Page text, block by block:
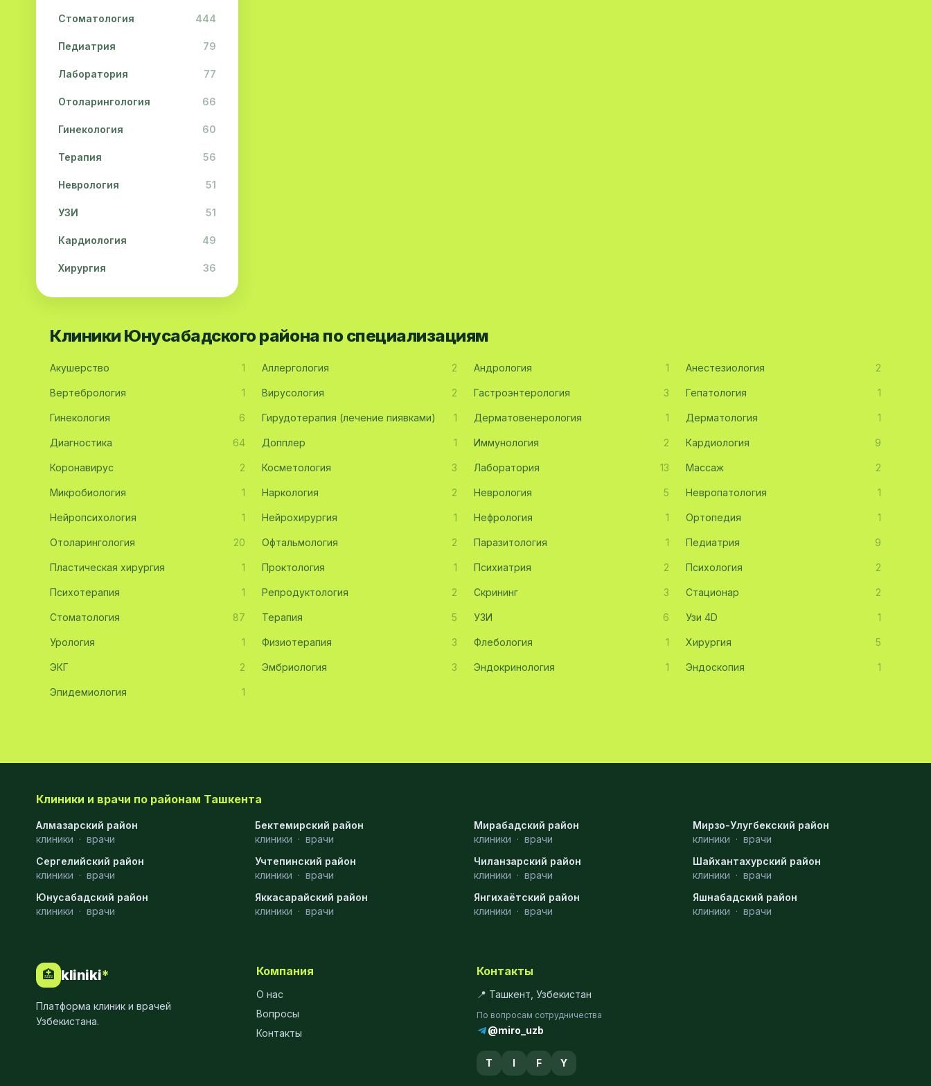
Хорезмская область 2
Стоматология 444
Педиатрия 79
Лаборатория 77
Отоларингология 66
Гинекология 60
Терапия 56
Неврология 51
УЗИ 51
Кардиология 49
Хирургия 36
Физиотерапия 31
Эмбриология
Акушерство
Ортопедия
Массаж
Репродуктология
Психология 9
МРТ 9
Проктология
Флебология
Рентгенология
МСКТ
Клиники Юнусабадского района по специализациям
Акушерство 1 Аллергология 2 Андрология 1 Анестезиология 2
Вертебрология 1 Вирусология 2 Гастроэнтерология 3 Гепатология 1
Гинекология 6 Гирудотерапия (лечение пиявками) 1 Дерматовенерология 1 Дерматология 1
Диагностика 64 Допплер 1 Иммунология 2 Кардиология 9
Коронавирус 2 Косметология 3 Лаборатория 13 Массаж 2
Микробиология 1 Наркология 2 Неврология 5 Невропатология 1
Нейропсихология 1 Нейрохирургия 1 Нефрология 1 Ортопедия 1
Отоларингология 20 Офтальмология 2 Паразитология 1 Педиатрия 9
Пластическая хирургия 1 Проктология 1 Психиатрия 2 Психология 2
Психотерапия 1 Репродуктология 2 Скрининг 3 Стационар 2
Стоматология 87 Терапия 5 УЗИ 6 Узи 4D 1
Урология 1 Физиотерапия 3 Флебология 1 Хирургия 5
ЭКГ 2 Эмбриология 3 Эндокринология 1 Эндоскопия 1
Эпидемиология 1
Клиники и врачи по районам Ташкента
Алмазарский район
клиники · врачи
Бектемирский район
клиники · врачи
Мирабадский район
клиники · врачи
Мирзо-Улугбекский район
клиники · врачи
Сергелийский район
клиники · врачи
Учтепинский район
клиники · врачи
Чиланзарский район
клиники · врачи
Шайхантахурский район
клиники · врачи
Юнусабадский район
клиники · врачи
Яккасарайский район
клиники · врачи
Янгихаётский район
клиники · врачи
Яшнабадский район
клиники · врачи
🏥 kliniki*
Платформа клиник и врачей
Узбекистана.
Компания
О нас
Вопросы
Контакты
Контакты
📍 Ташкент, Узбекистан
По вопросам сотрудничества
@miro_uzb
T I F Y